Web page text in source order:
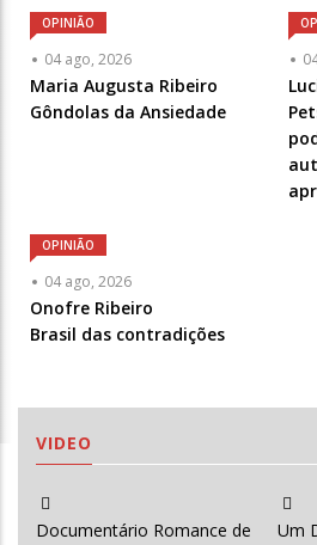
OPINIÃO
04 ago, 2026
Articulista
ou
Chamada
Maria Augusta Ribeiro
Gôndolas da Ansiedade
ou
-
OPINIÃO
04 ago, 2026
Articulista
ou
Chamada
Onofre Ribeiro
Brasil das contradições
VIDEO
Documentário Romance de
Um